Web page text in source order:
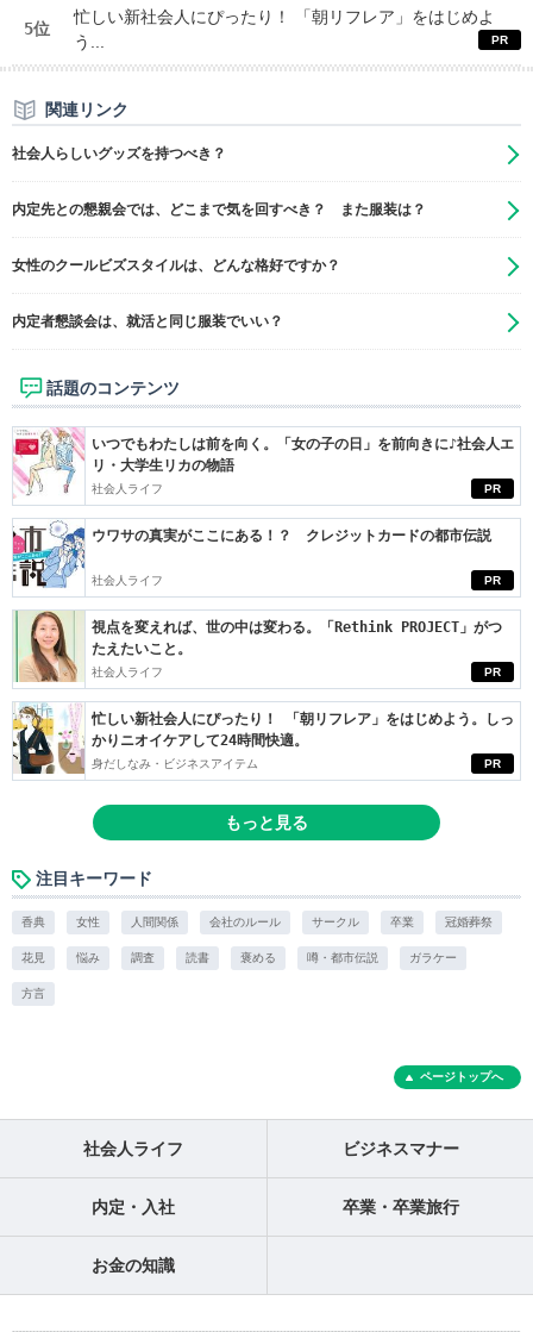
5位
忙しい新社会人にぴったり！ 「朝リフレア」をはじめよ
う...
関連リンク
社会人らしいグッズを持つべき？
内定先との懇親会では、どこまで気を回すべき？ また服装は？
女性のクールビズスタイルは、どんな格好ですか？
内定者懇談会は、就活と同じ服装でいい？
話題のコンテンツ
PR
いつでもわたしは前を向く。「女の子の日」を前向きに♪社会人エ
リ・大学生リカの物語
社会人ライフ
PR
ウワサの真実がここにある！？ クレジットカードの都市伝説
社会人ライフ
PR
視点を変えれば、世の中は変わる。「Rethink PROJECT」がつ
たえたいこと。
社会人ライフ
PR
忙しい新社会人にぴったり！ 「朝リフレア」をはじめよう。しっ
かりニオイケアして24時間快適。
身だしなみ・ビジネスアイテム
もっと見る
注目キーワード
香典 女性 人間関係 会社のルール サークル 卒業 冠婚葬祭
花見 悩み 調査 読書 褒める 噂・都市伝説 ガラケー
方言
ページトップへ
社会人ライフ ビジネスマナー
内定・入社 卒業・卒業旅行
お金の知識